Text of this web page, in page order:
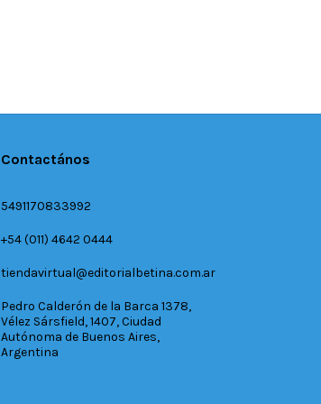
Contactános
5491170833992
+54 (011) 4642 0444
tiendavirtual@editorialbetina.com.ar
Pedro Calderón de la Barca 1378,
Vélez Sársfield, 1407, Ciudad
Autónoma de Buenos Aires,
Argentina